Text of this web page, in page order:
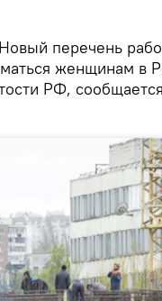
Новый перечень
женщинам в
РФ,